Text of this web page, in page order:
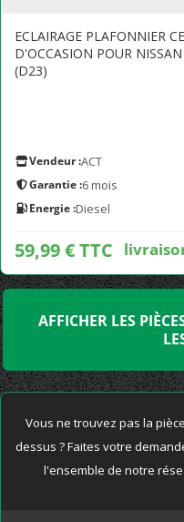
ECLAIRAGE PLAFONNIER
D'OCCASION POUR
(D23)
Vendeur :ACT
Garantie :6 mois
Energie :Diesel
59,99 € TTC
AFFICHER LES
Vous ne trouvez pas la
dessus ? Faites votre
l'ensemble de notre